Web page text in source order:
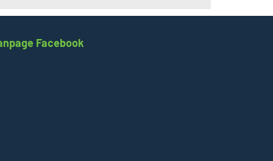
Facebook